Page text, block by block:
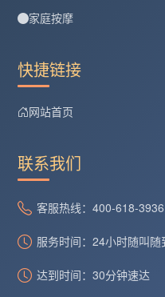
家庭按摩
快捷链接
网站首页
联系我们
客服热线：400-618-
服务时间：24小时随叫随
达到时间：30分钟速达